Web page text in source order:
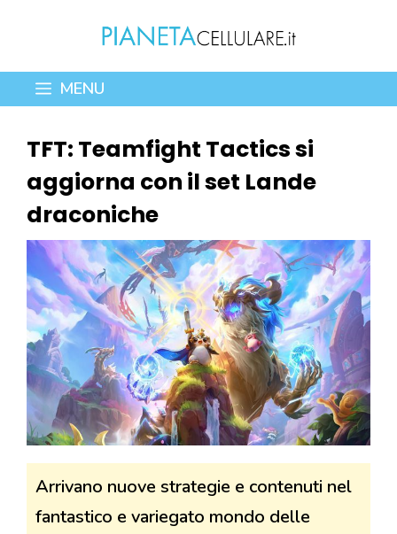
contenuto
MENU
TFT: Teamfight Tactics si
aggiorna con il set Lande
draconiche
Arrivano nuove strategie e contenuti nel
fantastico e variegato mondo delle